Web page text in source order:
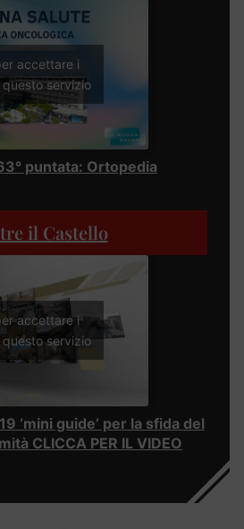
accettare i
servizio
puntata: Ortopedia
il Castello
accettare i
servizio
‘mini guide’ per la sfida del
CLICCA PER IL VIDEO